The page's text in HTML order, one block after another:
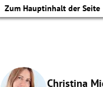
Zum Hauptinhalt der Seite
Christina